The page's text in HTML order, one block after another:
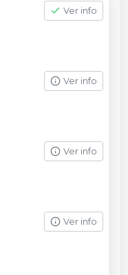
Ver info
Ver info
Ver info
Ver info